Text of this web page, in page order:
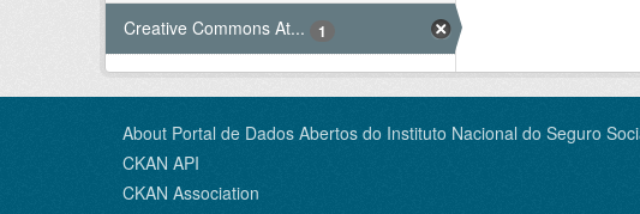
Creative Commons At...
1
About Portal de Dados Abertos do Instituto Nacional do Seguro
CKAN API
CKAN Association